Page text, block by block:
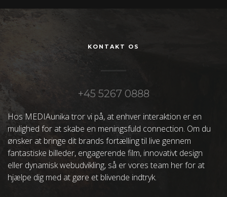
KONTAKT OS
+45 5267 0888
Hos MEDIAunika tror vi på, at enhver interaktion er en
mulighed for at skabe en meningsfuld connection. Om du
ønsker at bringe dit brands fortælling til live gennem
fantastiske billeder, engagerende film, innovativt design
eller dynamisk webudvikling, så er vores team her for at
hjælpe dig med at gøre et blivende indtryk.